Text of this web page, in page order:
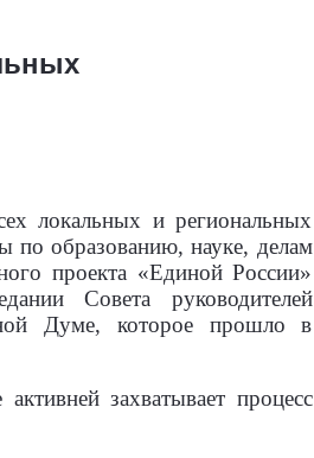
локальных и региональных
по образованию, науке, делам
проекта «Единой России»
Совета руководителей
Думе, которое прошло в
захватывает процесс